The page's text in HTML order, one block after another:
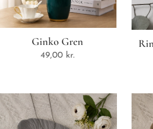
Ginko Gren
49,00 kr.